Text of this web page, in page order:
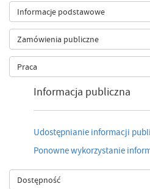
Informacje podstawowe
Zamówienia publiczne
Praca
Informacja publiczna
Udostępnianie informacji
Ponowne wykorzystanie
Dostępność